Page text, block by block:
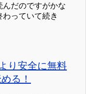
だのですがかな
わっていて続き
り安全に無料
る！